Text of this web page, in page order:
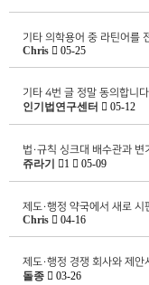
기타 의학용어 중 라틴어를
Chris 05-25
기타 4번 글 정말 동의합니
인기법연구센터 05-12
법·규칙 싱크대 배수관과
쥬라기 1 05-09
제도·행정 약국에서 새로 시
Chris 04-16
제도·행정 경쟁 회사와 제안
돌종 03-26